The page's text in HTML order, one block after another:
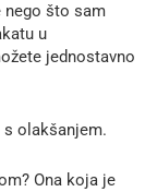
nego što sam
u
jednostavno
olakšanjem.
Ona koja je